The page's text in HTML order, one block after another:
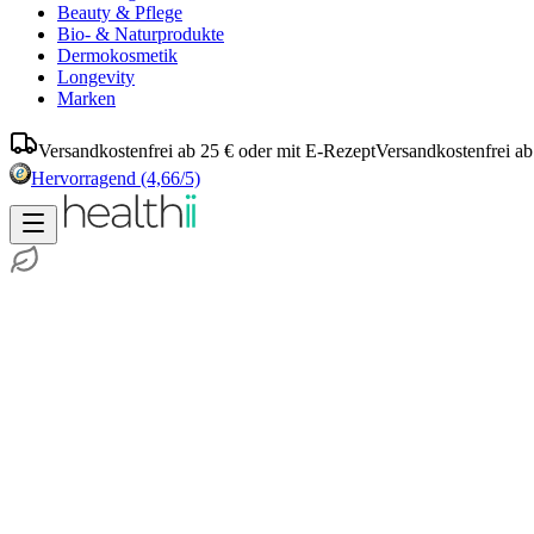
Beauty & Pflege
Bio- & Naturprodukte
Dermokosmetik
Longevity
Marken
Versandkostenfrei ab 25 € oder mit E-RezeptVersandkostenfrei
Hervorragend (4,66/5)